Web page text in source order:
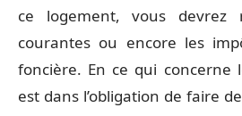
ce logement, vous devrez
courantes ou encore les
foncière. En ce qui concerne
est dans l’obligation de faire